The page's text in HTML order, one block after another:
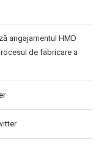
angajamentul HMD
de fabricare a